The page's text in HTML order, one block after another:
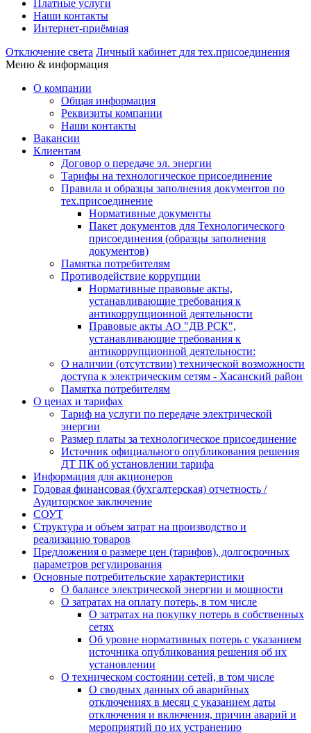
Платные услуги
Наши контакты
Интернет-приёмная
Отключение света Личный кабинет для тех.присоединения
Меню & информация
О компании
Общая информация
Реквизиты компании
Наши контакты
Вакансии
Клиентам
Договор о передаче эл. энергии
Тарифы на технологическое присоединение
Правила и образцы заполнения документов по
тех.присоединение
Нормативные документы
Пакет документов для Технологического
присоединения (образцы заполнения
документов)
Памятка потребителям
Противодействие коррупции
Нормативные правовые акты,
устанавливающие требования к
антикоррупционной деятельности
Правовые акты АО "ДВ РСК",
устанавливающие требования к
антикоррупционной деятельности:
О наличии (отсутствии) технической возможности
доступа к электрическим сетям - Хасанский район
Памятка потребителям
О ценах и тарифах
Тариф на услуги по передаче электрической
энергии
Размер платы за технологическое присоединение
Источник официального опубликования решения
ДТ ПК об установлении тарифа
Информация для акционеров
Годовая финансовая (бухгалтерская) отчетность /
Аудиторское заключение
СОУТ
Структура и объем затрат на производство и
реализацию товаров
Предложения о размере цен (тарифов), долгосрочных
параметров регулирования
Основные потребительские характеристики
О балансе электрической энергии и мощности
О затратах на оплату потерь, в том числе
О затратах на покупку потерь в собственных
сетях
Об уровне нормативных потерь с указанием
источника опубликования решения об их
установлении
О техническом состоянии сетей, в том числе
О сводных данных об аварийных
отключениях в месяц с указанием даты
отключения и включения, причин аварий и
мероприятий по их устранению